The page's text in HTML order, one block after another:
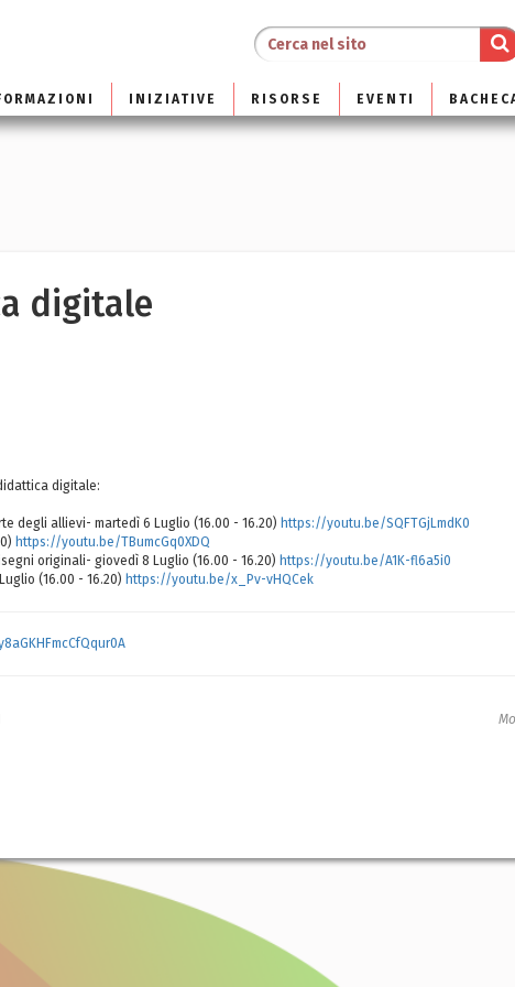
INIZIATIVE RISORSE EVENTI
digitale
digitale:
degli allievi- martedì 6 Luglio (16.00 - 16.20) https://youtu.be/SQFTGjLmdK0
https://youtu.be/TBumcGq0XDQ
originali- giovedì 8 Luglio (16.00 - 16.20) https://youtu.be/A1K-fl6a5i0
(16.00 - 16.20) https://youtu.be/x_Pv-vHQCek